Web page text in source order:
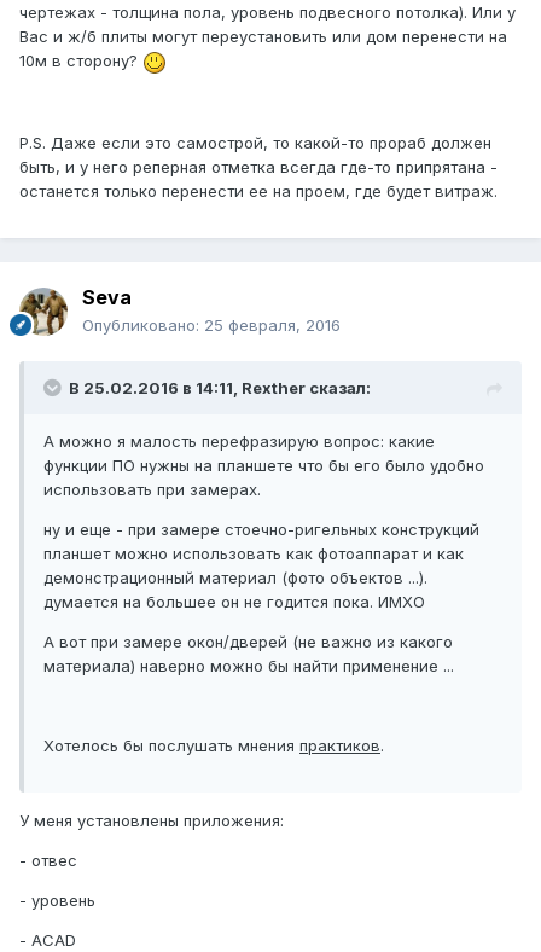
чертежах - толщина пола, уровень подвесного потолка). Или у
Вас и ж/б плиты могут переустановить или дом перенести на
10м в сторону?
P.S. Даже если это самострой, то какой-то прораб должен
быть, и у него реперная отметка всегда где-то припрятана -
останется только перенести ее на проем, где будет витраж.
Seva
Опубликовано: 25 февраля, 2016
В 25.02.2016 в 14:11, Rexther сказал:
А можно я малость перефразирую вопрос: какие
функции ПО нужны на планшете что бы его было удобно
использовать при замерах.
ну и еще - при замере стоечно-ригельных конструкций
планшет можно использовать как фотоаппарат и как
демонстрационный материал (фото объектов ...).
думается на большее он не годится пока. ИМХО
А вот при замере окон/дверей (не важно из какого
материала) наверно можно бы найти применение ...
Хотелось бы послушать мнения практиков.
У меня установлены приложения:
- отвес
- уровень
- ACAD